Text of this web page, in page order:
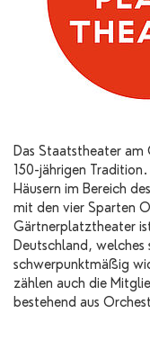
Das Staatstheater
150-jährigen
Häusern im Bereich
mit den vier Sparten
Gärtnerplatztheater
Deutschland, welches
schwerpunktmäßig
zählen auch die
bestehend aus